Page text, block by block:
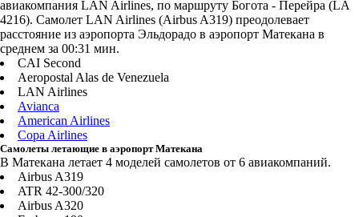
авиакомпания LAN Airlines, по маршруту Богота - Перейра (LA
4216). Самолет LAN Airlines (Airbus A319) преодолевает
расстояние из аэропорта Эльдорадо в аэропорт Матекана в
среднем за 00:31 мин.
CAI Second
Aeropostal Alas de Venezuela
LAN Airlines
Avianca
American Airlines
Copa Airlines
Самолеты летающие в аэропорт Матекана
В Матекана летает 4 моделей самолетов от 6 авиакомпаний.
Airbus A319
ATR 42-300/320
Airbus A320